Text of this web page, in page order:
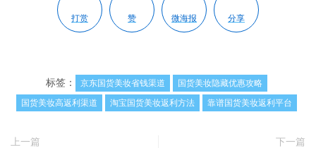
打赏 赞 微海报 分享
标签： 京东国货美妆省钱渠道
国货美妆隐藏优惠攻略
国货美妆高返利渠道
淘宝国货美妆返利方法 靠谱国货美妆返利平台
上一篇
下一篇